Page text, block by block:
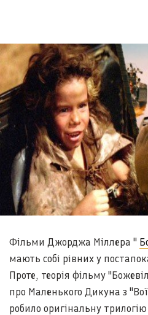
Фільми Джорджа Міллера "
мають собі рівних у
Проте, теорія фільму
про Маленького Дикуна з
робило оригінальну